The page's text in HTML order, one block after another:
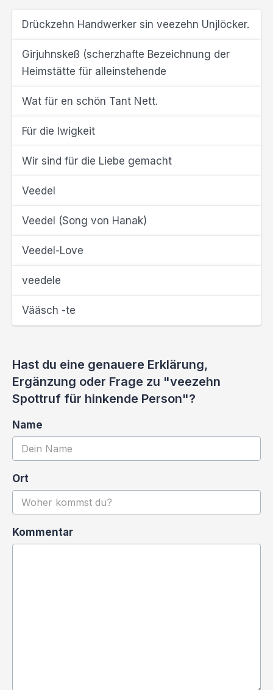
Drückzehn Handwerker sin veezehn Unjlöcker.
Girjuhnskeß (scherzhafte Bezeichnung der
Heimstätte für alleinstehende
Wat für en schön Tant Nett.
Für die Iwigkeit
Wir sind für die Liebe gemacht
Veedel
Veedel (Song von Hanak)
Veedel-Love
veedele
Vääsch -te
Hast du eine genauere Erklärung,
Ergänzung oder Frage zu "veezehn
Spottruf für hinkende Person"?
Name
Ort
Kommentar